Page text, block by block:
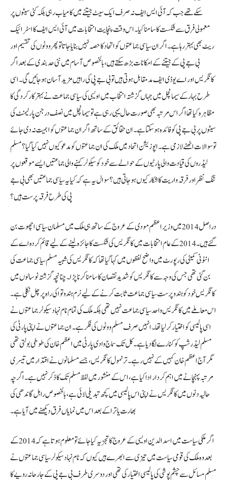
سکے تھے جب کہ آئی ایس ایف نہ صرف ایک سیٹ جیتنے میں کامیاب رہی بلکہ کئی سیٹوں پر
معمولی فرق سے شکست کا سامنا کیا۔ اس وقت پنچایت انتخابات میں آئی ایس ایف کا اسٹرائیک
ریٹ بھی بہتر رہا ہے۔ اگر ان سیاسی جماعتوں کو اتحاد کا حصہ نہیں بنایا جاتا تو پھر ووٹوں کی تقسیم اور
بی جے پی کے جیتنے کے امکانات بڑھ سکتے ہیں، بالخصوص آسام میں نئی حدبندی کے بعد اگر
کانگریس اور اے یو ڈی ایف مد مقابل ہوتی ہیں تو بی جے پی کی راہیں مزید آسان ہو جائیں گی۔ اسی
طرح بہار کے سیمانچل میں جہاں گزشتہ انتخاب میں اویسی کی سیاسی جماعت نے بہتر کارکردگی کا
مظاہرہ کیا تھا اگر اس مرتبہ بھی صورت حال یہی رہی ہے تو سیمانچل میں نصف درجن پارلیمنٹ کی
سیٹوں پر بی جے پی کو فائدہ ہو سکتا ہے۔ ان حقائق کے ساتھ اگر ان جماعتوں کو اہمیت نہ دی جائے
تو سوالات اٹھنے لازمی ہے۔ اپوزیشن اتحاد میں ملک کی ان جماعتوں کو مدعو کیوں نہیں کیا گیا؟ مسلم
لیڈروں کی قیادت والی پارٹیوں کے حوالے سے خود کو سیکولر کہنے والی جماعتیں ایسے موقعوں پر
تنگ نظر اور فرقہ واریت کا شکار کیوں ہوجاتی ہیں؟ سوال یہ ہے کہ کیا یہ سیاسی جماعتیں بھی بی جے
پی کی طرح فرقہ پرست ہیں؟
دراصل 2014 میں وزیر اعظم مودی کے عروج کے ساتھ ہی ملک میں مسلمان سیاسی اچھوت بن
گئے ہیں۔ 2014 کے عام انتخابات میں کانگریس کی شکست کا جائزہ لینے کے لیے قائم کردہ اے کے
انٹونی کمیٹی کی رپورٹ میں واضح لفظوں میں کہا گیا تھا کہ کانگریس کی شبیہ مسلم سیاسی جماعت کی
بن گئی تھی جس کی وجہ سے کانگریس کو شدید نقصان کا سامنا کرنا پڑا۔ چنانچہ گزشتہ نو سالوں میں
کانگریس خود کو ہندو پرست سیاسی جماعت ثابت کرنے کے لیے نرم ہندوتوا کی راہ پر چل نکلی ہے۔
اس معاملے میں کانگریس واحد سیاسی جماعت نہیں تھی بلکہ ملک کی تمام نام نہاد سیکولر جماعتوں نے
اسی پالیسی کو اختیار کرلیا تھا۔ انہیں صرف مسلم ووٹوں کی فکر ہے۔ ان جماعتوں نے اپنی پارٹی کی
مسلم لیڈرشپ کو کنارے لگا دیا ہے۔ کل تک سماج وادی پارٹی میں اعظم خان کی طوطی بولتی تھی
مگر آج اعظم خان کہیں کے نہیں رہے۔ ترنمول کانگریس، جسے مسلمانوں نے اقتدار میں تیسری
مرتبہ پہنچانے میں اہم کردار ادا کیا ہے، اس کے منشور میں لفظ مسلم تک کا ذکر نہیں ہے۔ اگرچہ
حالیہ دنوں میں کانگریس نے اپنی اس پالیسی میں کچھ تبدیلی لائی ہے، بالخصوص راہل گاندھی کی
بھارت یاترا کے بعد اس میں نمایاں فرق دیکھنے میں آیا ہے۔
اگر ملکی سیاست میں اسدالدین اویسی کے عروج کا تجزیہ کیا جائے تو معلوم ہوتا ہے کہ 2014 کے
بعد وہ ملک کی قومی سیاست میں تیزی سے ابھرے ہیں کیوں کہ نام نہاد سیکولر سیاسی جماعتوں نے
مسلم مسائل سے چشم پوشی کی پالیسی اختیار کی تھی اور دوسری طرف بی جے پی کے جارحانہ رویے کا